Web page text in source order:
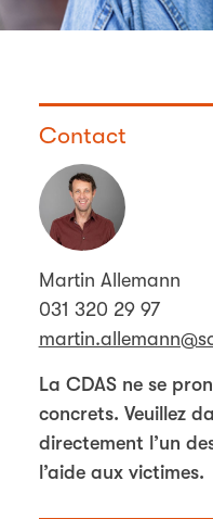
Contact
Martin Allemann
031 320 29 97
La CDAS ne se
concrets. Veuillez
directement l’un
l’aide aux victimes.